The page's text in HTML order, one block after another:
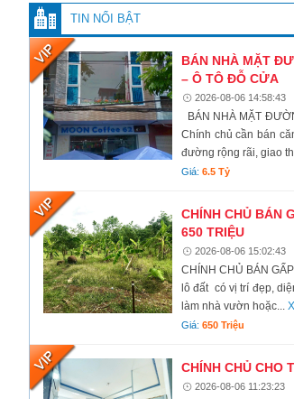
TIN NỔI BẬT
BÁN NHÀ MẶT
– Ô TÔ ĐỖ CỬA
2026-08-06 14:58:43
BÁN NHÀ MẶT
Chính chủ cần bán
đường rộng rãi, giao
Giá: 6.5 Tỷ
CHÍNH CHỦ BÁN
650 TRIỆU
2026-08-06 15:02:43
CHÍNH CHỦ BÁN
lô đất có vị trí đẹp,
làm nhà vườn hoặc...
Giá: 650 Triệu
CHÍNH CHỦ CHO
2026-08-06 11:23:23